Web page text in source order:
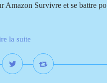
Amazon Survivre et se battre
la suite